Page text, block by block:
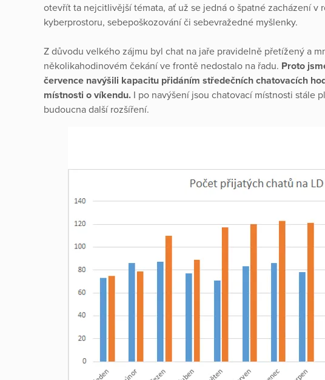
otevřít ta nejcitlivější témata, ať už se jedná o špatné zacházení v
kyberprostoru, sebepoškozování či sebevražedné myšlenky.
Z důvodu velkého zájmu byl chat na jaře pravidelně přetížený a
několikahodinovém čekání ve frontě nedostalo na řadu. Proto
července navýšili kapacitu přidáním středečních chatovacích
místnosti o víkendu. I po navýšení jsou chatovací místnosti stále
budoucna další rozšíření.